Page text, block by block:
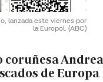
lanzada este viernes por
la Europol. (ABC)
coruñesa Andrea
de Europa